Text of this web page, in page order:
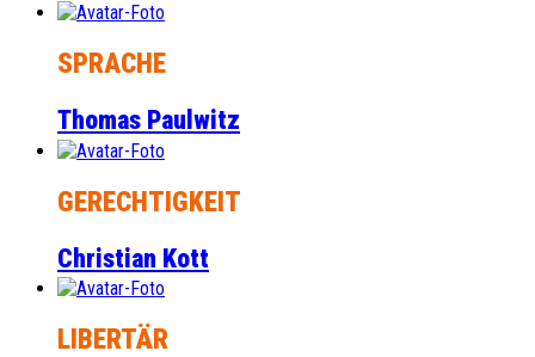
SPRACHE
Thomas Paulwitz
GERECHTIGKEIT
Christian Kott
LIBERTÄR